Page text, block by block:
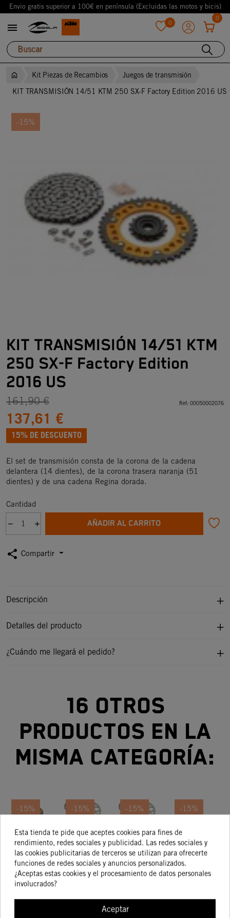
Envio gratis superior a 100€ en península (Excluidas las motos y bicis)
 0
0
Kit Piezas de Recambios
Juegos de transmisión
KIT TRANSMISIÓN 14/51 KTM 250 SX-F Factory Edition 2016 US
-15%
KIT TRANSMISIÓN 14/51 KTM
250 SX-F Factory Edition
2016 US
161,90 €
137,61 €
15% DE DESCUENTO
Ref: 00050002076
El set de transmisión consta de la corona de la cadena
delantera (14 dientes), de la corona trasera naranja (51
dientes) y de una cadena Regina dorada.
Cantidad
AÑADIR AL CARRITO
share Compartir
Descripción
Detalles del producto
¿Cuándo me llegará el pedido?
16 otros
productos en la
misma categoría:
-15%
KIT
16/42 KTM
690 SMC R
194,81 €
165,59 €
-15%
KIT
TRANSMISIÓN
13/48 KTM
450 SX-F
Factory-
161,90 €
137,61 €
COMPRAR
-15%
KIT
TRANSMISIÓN
17/38 KTM
1290 Super
218,83 €
186,00 €
-15%
TRANSMISIÓN
13/50 KTM
300 XC-W
Six Days TPI
170,01 €
144,50 €
Esta tienda te pide que aceptes cookies para fines de
rendimiento, redes sociales y publicidad. Las redes sociales y
las cookies publicitarias de terceros se utilizan para ofrecerte
funciones de redes sociales y anuncios personalizados.
¿Aceptas estas cookies y el procesamiento de datos personales
involucrados?
Aceptar